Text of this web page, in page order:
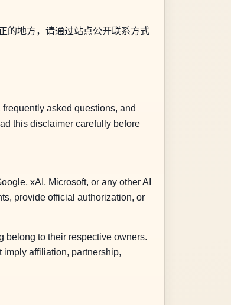
的地方，请通过站点公开联系方式
asked questions, and
this disclaimer carefully before
xAI, Microsoft, or any other AI
provide official authorization, or
belong to their respective owners.
imply affiliation, partnership,